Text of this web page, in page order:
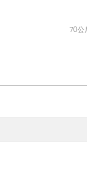
量： 70公
10 天（1